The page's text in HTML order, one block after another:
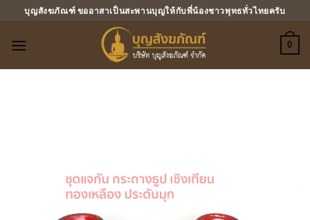
บุญสังฆภัณฑ์ ขออาสาเป็นสะพานบุญให้กับพี่น้องชาวพุทธทั่วไทยครับ
0